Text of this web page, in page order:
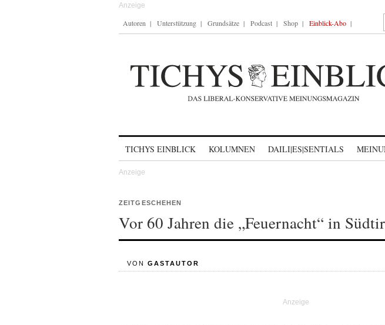
Autoren Unterstützung Grundsätze Podcast Shop Einblick-Abo
TICHYS EINBLICK KOLUMNEN DAILI|ES|SENTIALS
ZEITGESCHEHEN
Vor 60 Jahren die „Feuernacht“ in
VON GASTAUTOR